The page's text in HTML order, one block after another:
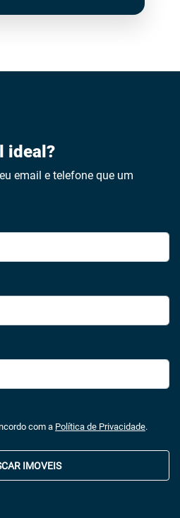
ideal?
email e telefone que um
com a Política de Privacidade.
IMOVEIS